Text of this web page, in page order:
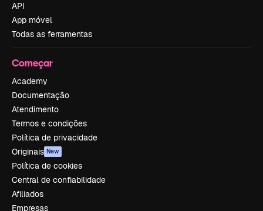
API
App móvel
Todas as ferramentas
Começar
Academy
Documentação
Atendimento
Termos e condições
Política de privacidade
Originais New
Política de cookies
Central de confiabilidade
Afiliados
Empresas